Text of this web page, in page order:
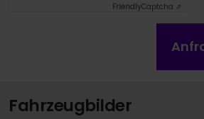
FriendlyCaptcha ⇗
Fahrzeugbilder